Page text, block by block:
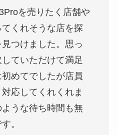
を売りたく店舗や
くれそうな店を探
つけました。思っ
ていただけて満足
めてでしたが店員
応してくれくれま
うな待ち時間も無
。